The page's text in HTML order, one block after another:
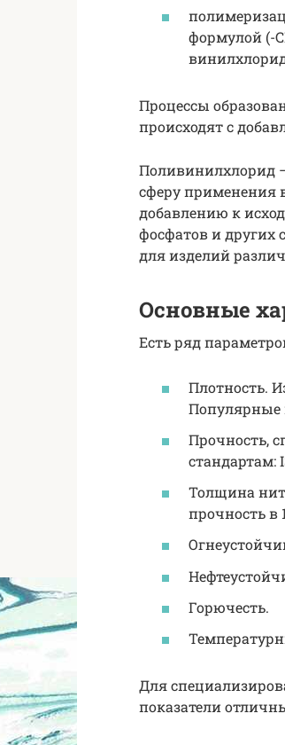
формулой (-
Процессы
происходят с
Поливинилхлорид
сферу применения
добавлению к
фосфатов и других
для изделий
Основные
Есть ряд
Плотность.
Популярные
Прочность,
стандартам:
Толщина
прочность в
Горючесть.
Для
показатели